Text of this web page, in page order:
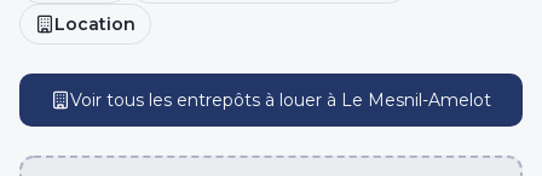
Location
Voir tous les entrepôts à louer à Le Mesnil-Amelot